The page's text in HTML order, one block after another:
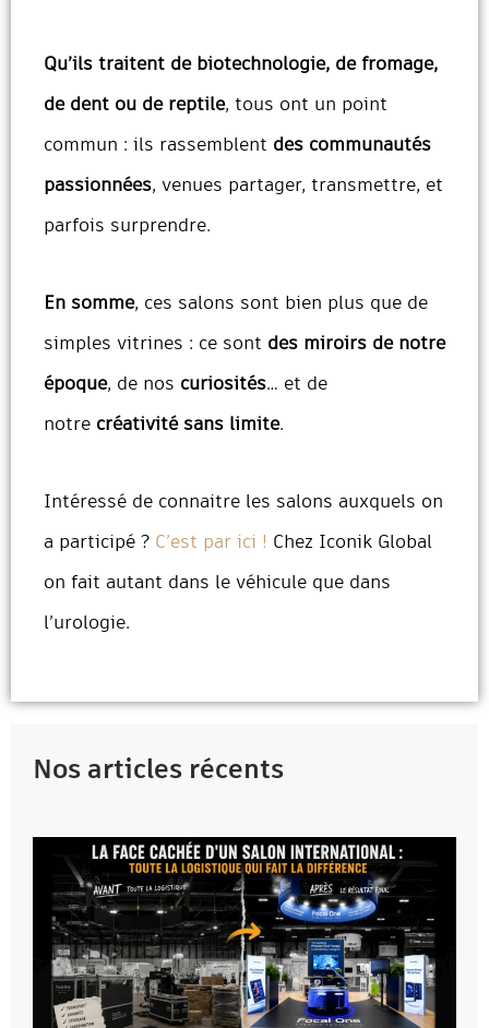
Qu’ils traitent de biotechnologie, de fromage,
de dent ou de reptile, tous ont un point
commun : ils rassemblent des communautés
passionnées, venues partager, transmettre, et
parfois surprendre.
En somme, ces salons sont bien plus que de
simples vitrines : ce sont des miroirs de notre
époque, de nos curiosités… et de
notre créativité sans limite.
Intéressé de connaitre les salons auxquels on
a participé ? C’est par ici ! Chez Iconik Global
on fait autant dans le véhicule que dans
l’urologie.
Nos articles récents